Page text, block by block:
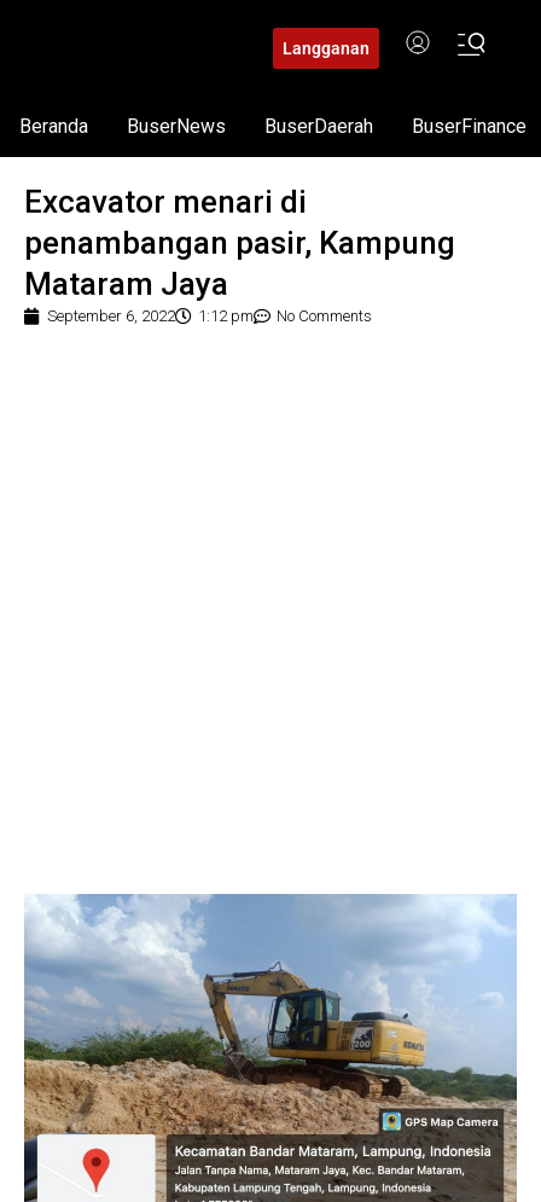
Langganan
Beranda BuserNews BuserDaerah BuserFinance
Excavator menari di
penambangan pasir, Kampung
Mataram Jaya
September 6, 2022 1:12 pm No Comments